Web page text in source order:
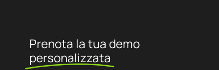
Prenota la tua demo
personalizzata